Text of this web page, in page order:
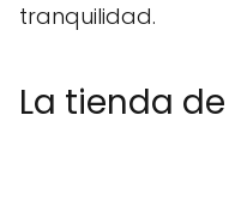
tranquilidad.
La tienda